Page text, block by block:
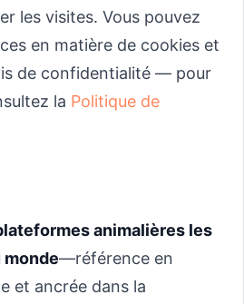
les visites. Vous pouvez
en matière de cookies et
de confidentialité — pour
la Politique de
animalières les
monde—référence en
et ancrée dans la